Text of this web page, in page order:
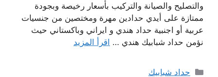
والتصليح والصيانة والتركيب بأسعار رخيصة وبجودة
ممتازة على أيدي حدادين مهرة ومختصين من جنسيات
عربية أو اجنبية حداد هندي و ايراني وباكستاني حيث
نؤمن حداد شبابيك هندي … اقرأ المزيد
التصنيفات
حداد شبابيك